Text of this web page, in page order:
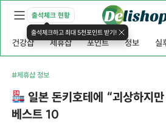
출석체크 현황
출석체크하고 최대 5천포인트 받기!
건강샵 제휴샵 포인트 정보 실
#제휴샵 정보
일본 돈키호테에 “괴상하지
베스트 10